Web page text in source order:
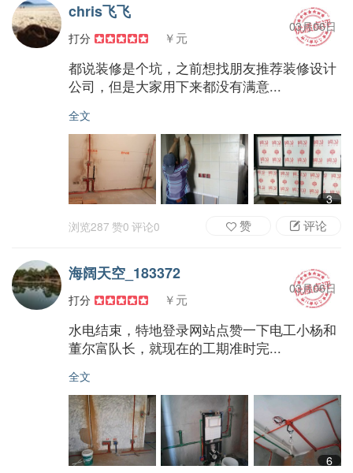
chris飞飞
打分 ￥元
03月06日
都说装修是个坑，之前想找朋友推荐装修设计
公司，但是大家用下来都没有满意...
全文
3
浏览287 赞0 评论0 评论
赞
海阔天空_183372
打分 ￥元
03月06日
水电结束，特地登录网站点赞一下电工小杨和
董尔富队长，就现在的工期准时完...
全文
6